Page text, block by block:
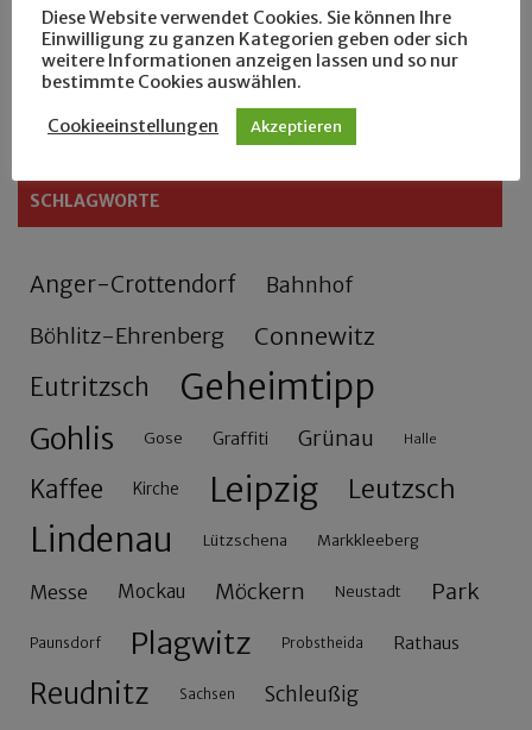
Zu Fuß durch Anger-Crottendorf
Sammler- und Wanderfreund Hardy
SCHLAGWORTE
Anger-Crottendorf Bahnhof
Böhlitz-Ehrenberg Connewitz
Eutritzsch Geheimtipp
Gohlis Gose Graffiti Grünau Halle
Kaffee Kirche Leipzig Leutzsch
Lindenau Lützschena Markkleeberg
Messe Mockau Möckern Neustadt Park
Paunsdorf Plagwitz Probstheida Rathaus
Reudnitz Sachsen Schleußig
Diese Website verwendet Cookies. Sie können Ihre
Einwilligung zu ganzen Kategorien geben oder sich
weitere Informationen anzeigen lassen und so nur
bestimmte Cookies auswählen.
Cookieeinstellungen Akzeptieren